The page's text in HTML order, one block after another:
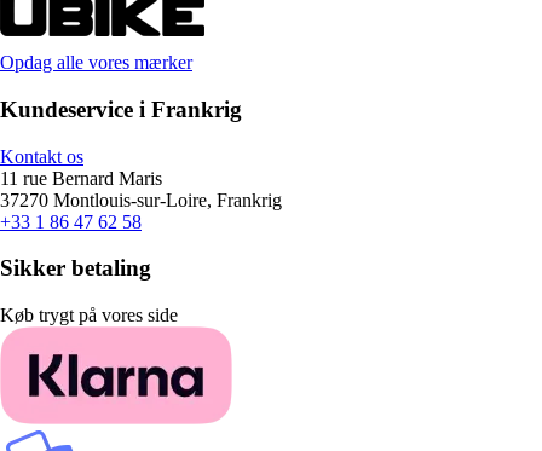
Opdag alle vores mærker
Kundeservice i Frankrig
Kontakt os
11 rue Bernard Maris
37270 Montlouis-sur-Loire, Frankrig
+33 1 86 47 62 58
Sikker betaling
Køb trygt på vores side